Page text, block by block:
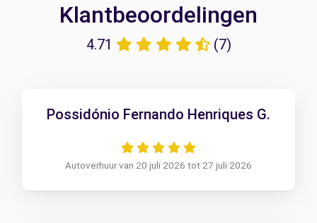
Klantbeoordelingen
4.71 (7)
Possidónio Fernando Henriques G.
Autoverhuur van 20 juli 2026 tot 27 juli 2026